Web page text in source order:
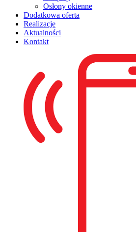
Osłony okienne
Dodatkowa oferta
Realizacje
Aktualności
Kontakt